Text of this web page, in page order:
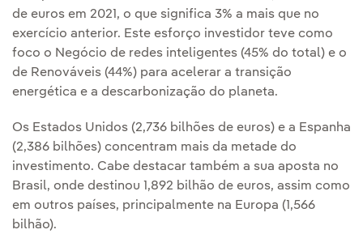
de euros em 2021, o que significa 3% a mais que no
exercício anterior. Este esforço investidor teve como
foco o Negócio de redes inteligentes (45% do total) e o
de Renováveis (44%) para acelerar a transição
energética e a descarbonização do planeta.
Os Estados Unidos (2,736 bilhões de euros) e a Espanha
(2,386 bilhões) concentram mais da metade do
investimento. Cabe destacar também a sua aposta no
Brasil, onde destinou 1,892 bilhão de euros, assim como
em outros países, principalmente na Europa (1,566
bilhão).